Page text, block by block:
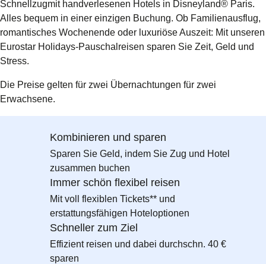
Schnellzugmit handverlesenen Hotels in Disneyland® Paris.
Alles bequem in einer einzigen Buchung. Ob Familienausflug,
romantisches Wochenende oder luxuriöse Auszeit: Mit unseren
Eurostar Holidays-Pauschalreisen sparen Sie Zeit, Geld und
Stress.
Die Preise gelten für zwei Übernachtungen für zwei
Erwachsene.
Kombinieren und sparen
Sparen Sie Geld, indem Sie Zug und Hotel
zusammen buchen
Immer schön flexibel reisen
Mit voll flexiblen Tickets** und
erstattungsfähigen Hoteloptionen
Schneller zum Ziel
Effizient reisen und dabei durchschn. 40 €
sparen